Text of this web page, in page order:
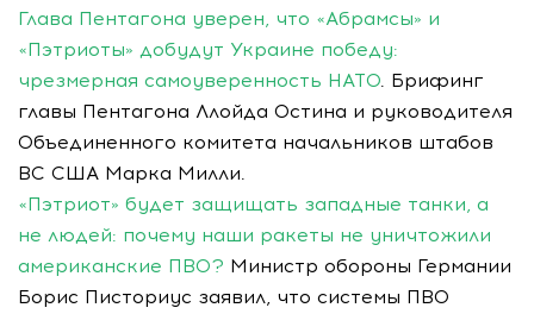
Глава Пентагона уверен, что «Абрамсы» и
«Пэтриоты» добудут Украине победу:
чрезмерная самоуверенность НАТО. Брифинг
главы Пентагона Ллойда Остина и руководителя
Объединенного комитета начальников штабов
ВС США Марка Милли.
«Пэтриот» будет защищать западные танки, а
не людей: почему наши ракеты не уничтожили
американские ПВО? Министр обороны Германии
Борис Писториус заявил, что системы ПВО